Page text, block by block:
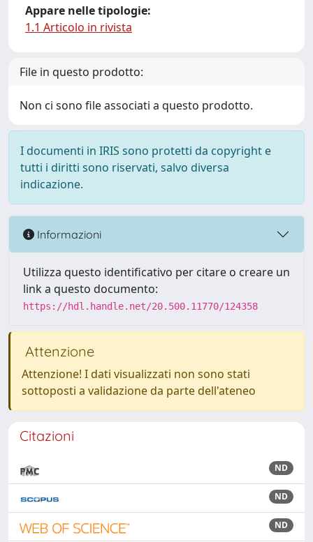
Appare nelle tipologie:
1.1 Articolo in rivista
File in questo prodotto:
Non ci sono file associati a questo prodotto.
I documenti in IRIS sono protetti da copyright e
tutti i diritti sono riservati, salvo diversa
indicazione.
Informazioni
Utilizza questo identificativo per citare o creare un
link a questo documento:
https://hdl.handle.net/20.500.11770/124358
Attenzione
Attenzione! I dati visualizzati non sono stati
sottoposti a validazione da parte dell'ateneo
Citazioni
ND
ND
ND